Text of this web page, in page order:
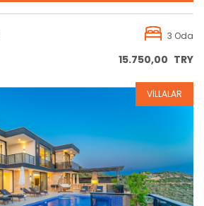
3 Oda
15.750,00 TRY
Rezervasyon
VİLLALAR